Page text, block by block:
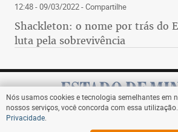
12:48 - 09/03/2022- Compartilhe
Shackleton: o nome por trás do
luta pela sobrevivência
Nós usamos cookies e tecnologia semelhantes em
nossos serviços, você concorda com essa
Privacidade